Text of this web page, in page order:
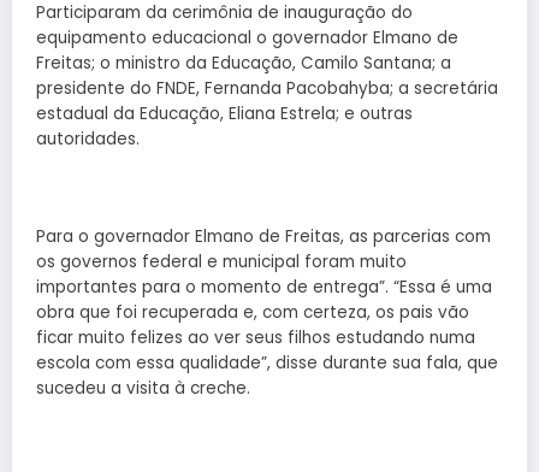
Participaram da cerimônia de inauguração do
equipamento educacional o governador Elmano de
Freitas; o ministro da Educação, Camilo Santana; a
presidente do FNDE, Fernanda Pacobahyba; a secretária
estadual da Educação, Eliana Estrela; e outras
autoridades.
Para o governador Elmano de Freitas, as parcerias com
os governos federal e municipal foram muito
importantes para o momento de entrega”. “Essa é uma
obra que foi recuperada e, com certeza, os pais vão
ficar muito felizes ao ver seus filhos estudando numa
escola com essa qualidade”, disse durante sua fala, que
sucedeu a visita à creche.